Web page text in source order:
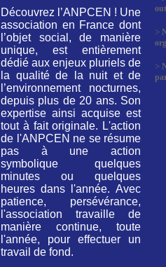
Découvrez l’ANPCEN ! Une
association en France dont
l’objet social, de manière
unique, est entièrement
dédié aux enjeux pluriels de
la qualité de la nuit et de
l’environnement nocturnes,
depuis plus de 20 ans. Son
expertise ainsi acquise est
tout à fait originale. L'action
de l'ANPCEN ne se résume
pas à une action
symbolique quelques
minutes ou quelques
heures dans l'année. Avec
patience, persévérance,
l'association travaille de
manière continue, toute
l'année, pour effectuer un
travail de fond.
>
>